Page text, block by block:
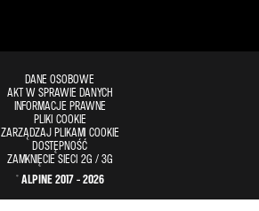
DANE OSOBOWE
AKT W SPRAWIE DANYCH
INFORMACJE PRAWNE
PLIKI COOKIE
ZARZĄDZAJ PLIKAMI COOKIE
DOSTĘPNOŚĆ
ZAMKNIĘCIE SIECI 2G / 3G
© ALPINE 2017 - 2026